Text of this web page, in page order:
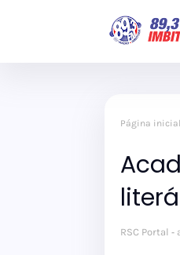
Página inicial
RSC Portal